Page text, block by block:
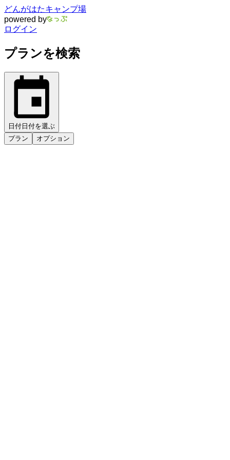
どんがはたキャンプ場
powered by
ログイン
プランを検索
日付 日付を選ぶ
プラン
オプション